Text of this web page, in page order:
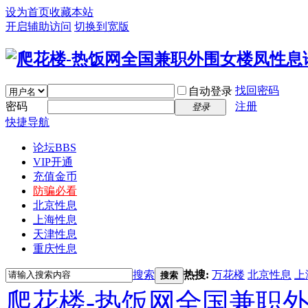
设为首页收藏本站
开启辅助访问 切换到宽版
自动登录 找回密码
密码
登录
注册
快捷导航
论坛BBS
VIP开通
充值金币
防骗必看
北京性息
上海性息
天津性息
重庆性息
搜索 搜索 热搜: 万花楼 北京性息
爬花楼-热饭网全国兼职